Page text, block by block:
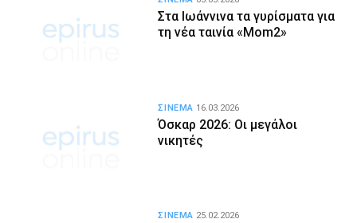
Στα Ιωάννινα τα γυρίσματα για
τη νέα ταινία «Mom2»
Όσκαρ 2026: Οι μεγάλοι
νικητές
ΣΙΝΕΜΑ 16.03.2026
ΣΙΝΕΜΑ 25.02.2026